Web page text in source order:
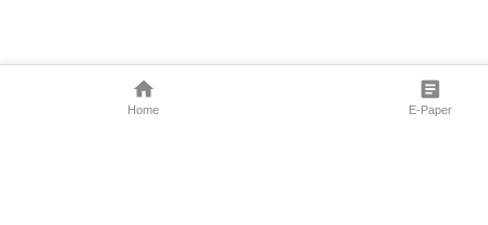
Home E-Paper